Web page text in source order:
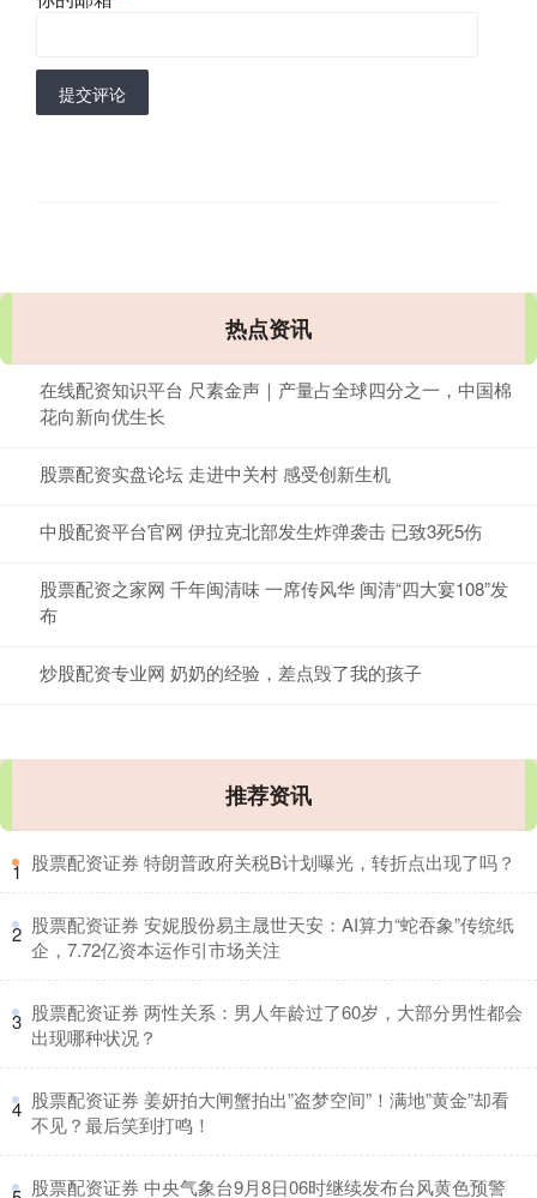
提交评论
热点资讯
在线配资知识平台 尺素金声｜产量占全球四分之一，中国棉
花向新向优生长
股票配资实盘论坛 走进中关村 感受创新生机
中股配资平台官网 伊拉克北部发生炸弹袭击 已致3死5伤
股票配资之家网 千年闽清味 一席传风华 闽清“四大宴108”发
布
炒股配资专业网 奶奶的经验，差点毁了我的孩子
推荐资讯
1 ​股票配资证券 特朗普政府关税B计划曝光，转折点出现了吗？
2 ​股票配资证券 安妮股份易主晟世天安：AI算力“蛇吞象”传统纸
企，7.72亿资本运作引市场关注
3 ​股票配资证券 两性关系：男人年龄过了60岁，大部分男性都会
出现哪种状况？
4 ​股票配资证券 姜妍拍大闸蟹拍出”盗梦空间”！满地”黄金”却看
不见？最后笑到打鸣！
​股票配资证券 中央气象台9月8日06时继续发布台风黄色预警